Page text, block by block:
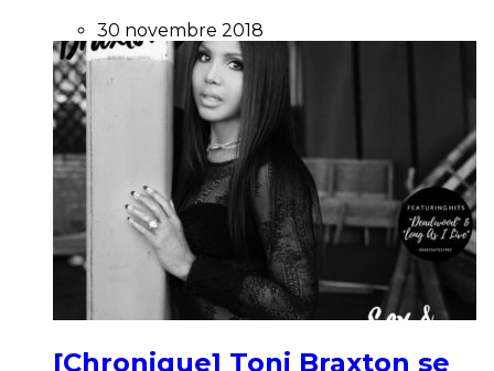
30 novembre 2018
[Chronique] Toni Braxton se